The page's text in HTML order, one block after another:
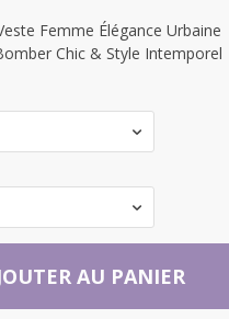
Femme Élégance Urbaine
Chic & Style Intemporel
AU PANIER